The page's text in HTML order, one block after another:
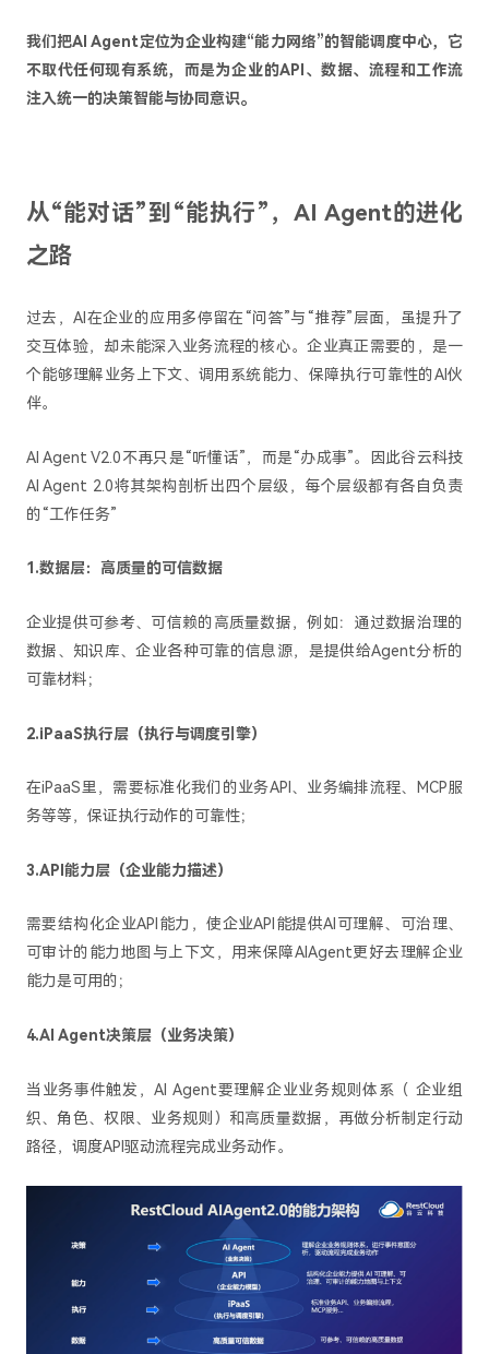
我们把AI Agent定位为企业构建“能力网络”的智能调度中心，它
不取代任何现有系统，而是为企业的API、数据、流程和工作流
注入统一的决策智能与协同意识。
从“能对话”到“能执行”，AI Agent的进化
之路
过去，AI在企业的应用多停留在“问答”与“推荐”层面，虽提升了
交互体验，却未能深入业务流程的核心。企业真正需要的，是一
个能够理解业务上下文、调用系统能力、保障执行可靠性的AI伙
伴。
AI Agent V2.0不再只是“听懂话”，而是“办成事”。因此谷云科技
AI Agent 2.0将其架构剖析出四个层级，每个层级都有各自负责
的“工作任务”
1.数据层：高质量的可信数据
企业提供可参考、可信赖的高质量数据，例如：通过数据治理的
数据、知识库、企业各种可靠的信息源，是提供给Agent分析的
可靠材料；
2.iPaaS执行层（执行与调度引擎）
在iPaaS里，需要标准化我们的业务API、业务编排流程、MCP服
务等等，保证执行动作的可靠性；
3.API能力层（企业能力描述）
需要结构化企业API能力，使企业API能提供AI可理解、可治理、
可审计的能力地图与上下文，用来保障AIAgent更好去理解企业
能力是可用的；
4.AI Agent决策层（业务决策）
当业务事件触发，AI Agent要理解企业业务规则体系（ 企业组
织、角色、权限、业务规则）和高质量数据，再做分析制定行动
路径，调度API驱动流程完成业务动作。